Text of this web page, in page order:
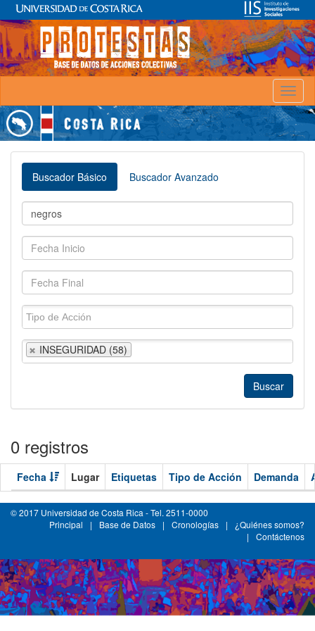
Buscador Básico Buscador Avanzado
INSEGURIDAD (58)
0 registros
Fecha Lugar Etiquetas Tipo de Acción Demanda
© 2017 Universidad de Costa Rica - Tel. 2511-0000
Principal
| Base de Datos | Cronologías |
¿Quiénes somos?
|
Contáctenos